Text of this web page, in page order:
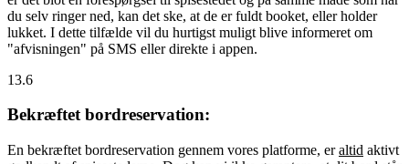
du selv ringer ned, kan det ske, at de er fuldt booket, eller holder
lukket. I dette tilfælde vil du hurtigst muligt blive informeret om
"afvisningen" på SMS eller direkte i appen.
13.6
Bekræftet bordreservation:
En bekræftet bordreservation gennem vores platforme, eraltid aktivt